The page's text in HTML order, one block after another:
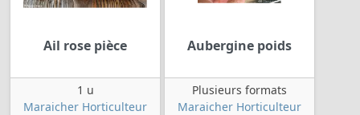
Ail rose pièce
1 u
Maraicher Horticulteur
Aubergine poids
Plusieurs formats
Maraicher Horticulteur